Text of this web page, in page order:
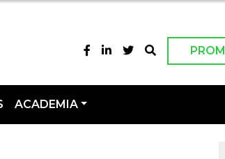
ACADEMIA